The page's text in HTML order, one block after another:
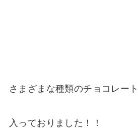
さまざまな種類のチョコレー
入っておりました！！